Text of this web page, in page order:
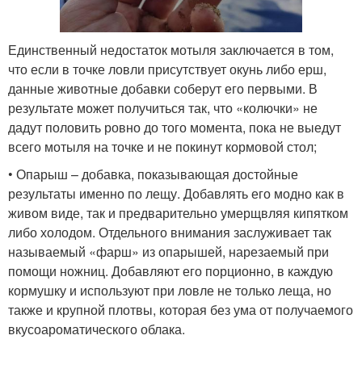
Единственный недостаток мотыля заключается в том,
что если в точке ловли присутствует окунь либо ерш,
данные животные добавки соберут его первыми. В
результате может получиться так, что «колючки» не
дадут половить ровно до того момента, пока не выедут
всего мотыля на точке и не покинут кормовой стол;
• Опарыш – добавка, показывающая достойные
результаты именно по лещу. Добавлять его модно как в
живом виде, так и предварительно умерщвляя кипятком
либо холодом. Отдельного внимания заслуживает так
называемый «фарш» из опарышей, нарезаемый при
помощи ножниц. Добавляют его порционно, в каждую
кормушку и используют при ловле не только леща, но
также и крупной плотвы, которая без ума от получаемого
вкусоароматического облака.